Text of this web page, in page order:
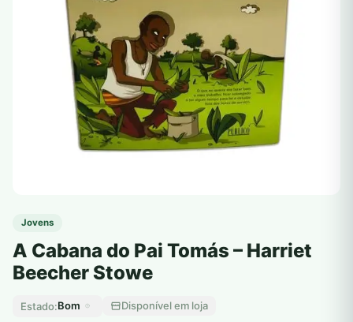
Jovens
A Cabana do Pai Tomás – Harriet
Beecher Stowe
Estado:Bom Disponível em loja